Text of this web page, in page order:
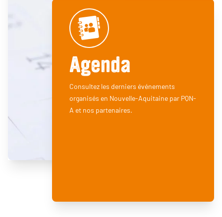
Agenda
Consultez les derniers événements
organisés en Nouvelle-Aquitaine par PQN-
A et nos partenaires.